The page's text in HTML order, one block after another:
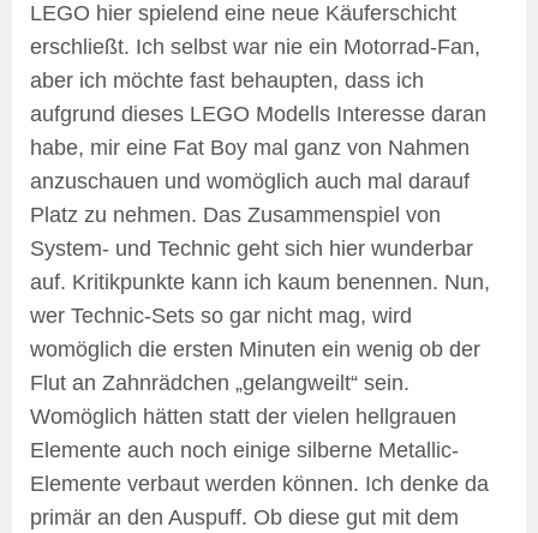
LEGO hier spielend eine neue Käuferschicht
erschließt. Ich selbst war nie ein Motorrad-Fan,
aber ich möchte fast behaupten, dass ich
aufgrund dieses LEGO Modells Interesse daran
habe, mir eine Fat Boy mal ganz von Nahmen
anzuschauen und womöglich auch mal darauf
Platz zu nehmen. Das Zusammenspiel von
System- und Technic geht sich hier wunderbar
auf. Kritikpunkte kann ich kaum benennen. Nun,
wer Technic-Sets so gar nicht mag, wird
womöglich die ersten Minuten ein wenig ob der
Flut an Zahnrädchen „gelangweilt“ sein.
Womöglich hätten statt der vielen hellgrauen
Elemente auch noch einige silberne Metallic-
Elemente verbaut werden können. Ich denke da
primär an den Auspuff. Ob diese gut mit dem